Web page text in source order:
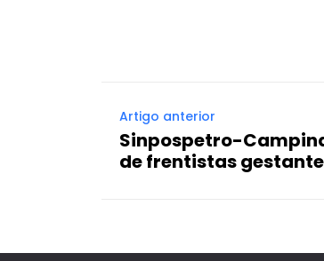
Artigo anterior
Sinpospetro-
de frentistas gestante